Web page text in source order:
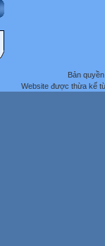
Bản
Website được thừa kế